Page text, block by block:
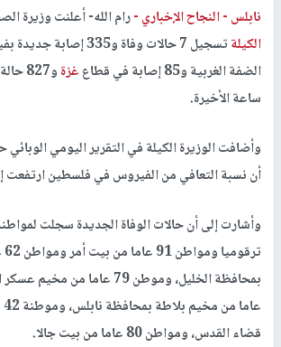
نابلس -النجاح الإخباري -رام الله- أعلنت وزيرة
الكيلة
تسجيل 7 حالات وفاة و335
الضفة الغربية و85 إصابة في قطاع
غزة
ساعة الأخيرة.
وأضافت الوزيرة الكيلة في التقرير اليومي
أن نسبة التعافي من الفيروس في فلسطين ارتفعت إلى
قضاء القدس، ومواطن 80 عاما من بيت جالا.